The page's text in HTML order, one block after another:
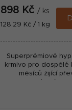
898 Kč / ks
Měrná
128,29 Kč / 1 kg
Superprémiové
krmivo pro dospělé
měsíců žijící